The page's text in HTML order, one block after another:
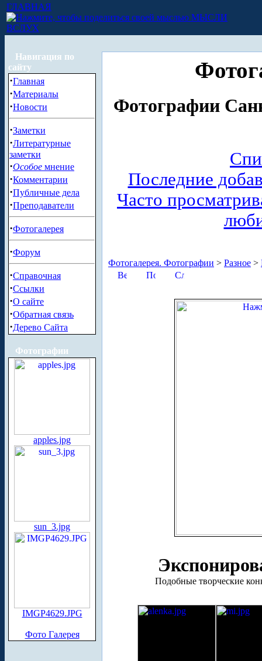
ГЛАВНАЯ
МЫСЛИ
ВСЛУХ
Навигация по
сайту
·Главная
·Материалы
·Новости
·Заметки
·Литературные
заметки
·Особое мнение
·Комментарии
·Публичные дела
·Преподаватели
·Фотогалерея
·Форум
·Справочная
·Ссылки
·О сайте
·Обратная связь
·Дерево Сайта
Фотографии
apples.jpg
sun_3.jpg
IMGP4629.JPG
Фото Галерея
Фотографии
Последние
Часто
Фотогалерея. Фотографии > Разное >
Подобные творческие